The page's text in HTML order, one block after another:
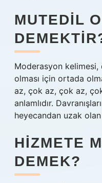
MUTEDIL
Moderasyon
olması için ortada
az, çok az, çok az,
anlamlıdır.
heyecandan uzak olan
HIZMETE
DEMEK?